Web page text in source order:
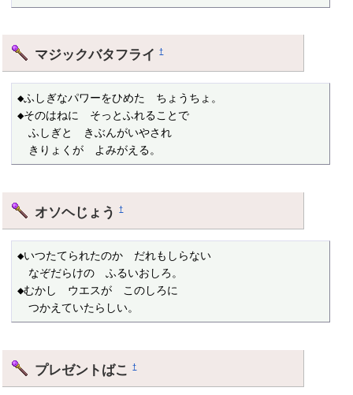
マジックバタフライ†
◆ふしぎなパワーをひめた　ちょうちょ。
◆そのはねに　そっとふれることで
ふしぎと　きぶんがいやされ
きりょくが　よみがえる。
オソヘじょう†
◆いつたてられたのか　だれもしらない
なぞだらけの　ふるいおしろ。
◆むかし　ウエスが　このしろに
つかえていたらしい。
プレゼントばこ†